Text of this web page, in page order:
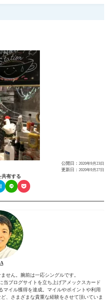
公開日： 2020年9月23日
更新日： 2020年9月27日
共有する
せん。腕前は一応シングルです。
当ブログサイトを立ち上げアメックスカード
マイル獲得を達成。マイルやポイントや利用
、さまざまな貴重な経験をさせて頂いていま